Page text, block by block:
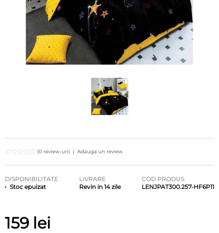
(0 review-uri) | Adauga un review
DISPONIBILITATE
Stoc epuizat
LIVRARE
Revin in 14 zile
COD PRODUS
LENJPAT300.257-HF6P11
159 lei